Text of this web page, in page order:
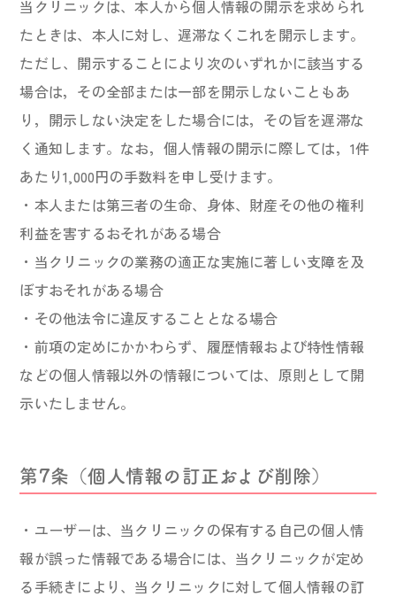
当クリニックは、本人から個人情報の開示を求められ
たときは、本人に対し、遅滞なくこれを開示します。
ただし、開示することにより次のいずれかに該当する
場合は，その全部または一部を開示しないこともあ
り，開示しない決定をした場合には，その旨を遅滞な
く通知します。なお，個人情報の開示に際しては，1件
あたり1,000円の手数料を申し受けます。
・本人または第三者の生命、身体、財産その他の権利
利益を害するおそれがある場合
・当クリニックの業務の適正な実施に著しい支障を及
ぼすおそれがある場合
・その他法令に違反することとなる場合
・前項の定めにかかわらず、履歴情報および特性情報
などの個人情報以外の情報については、原則として開
示いたしません。
第7条（個人情報の訂正および削除）
・ユーザーは、当クリニックの保有する自己の個人情
報が誤った情報である場合には、当クリニックが定め
る手続きにより、当クリニックに対して個人情報の訂